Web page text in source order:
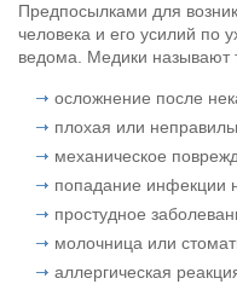
Предпосылками для
человека и его усилий по
ведома. Медики называют
осложнение после
плохая или
механическое
попадание инфекции
простудное
молочница или
аллергическая